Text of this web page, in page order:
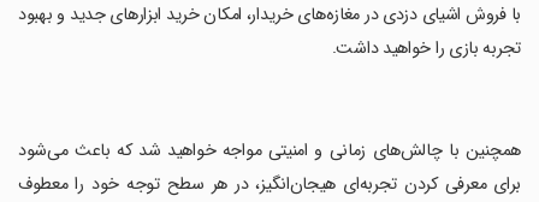
با فروش اشیای دزدی در مغازه‌های خریدار، امکان خرید ابزارهای جدید و بهبود
تجربه بازی را خواهید داشت.
‏همچنین با چالش‌های زمانی و امنیتی مواجه خواهید شد که باعث می‌شود
برای معرفی کردن تجربه‌ای هیجان‌انگیز، در هر سطح توجه خود را معطوف